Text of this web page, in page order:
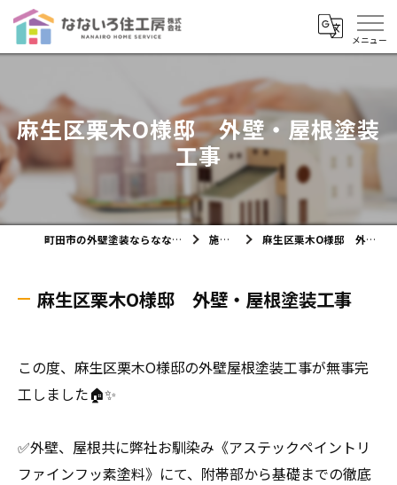
麻生区栗木О様邸 外壁・屋根塗装
工事
町田市の外壁塗装ならなないろ住工房株式会社 施工実績 麻生区栗木О様邸 外壁・屋根塗装工事
麻生区栗木О様邸 外壁・屋根塗装工事
この度、麻生区栗木O様邸の外壁屋根塗装工事が無事完
工しました🏠✨
✅外壁、屋根共に弊社お馴染み《アステックペイントリ
ファインフッ素塗料》にて、附帯部から基礎までの徹底